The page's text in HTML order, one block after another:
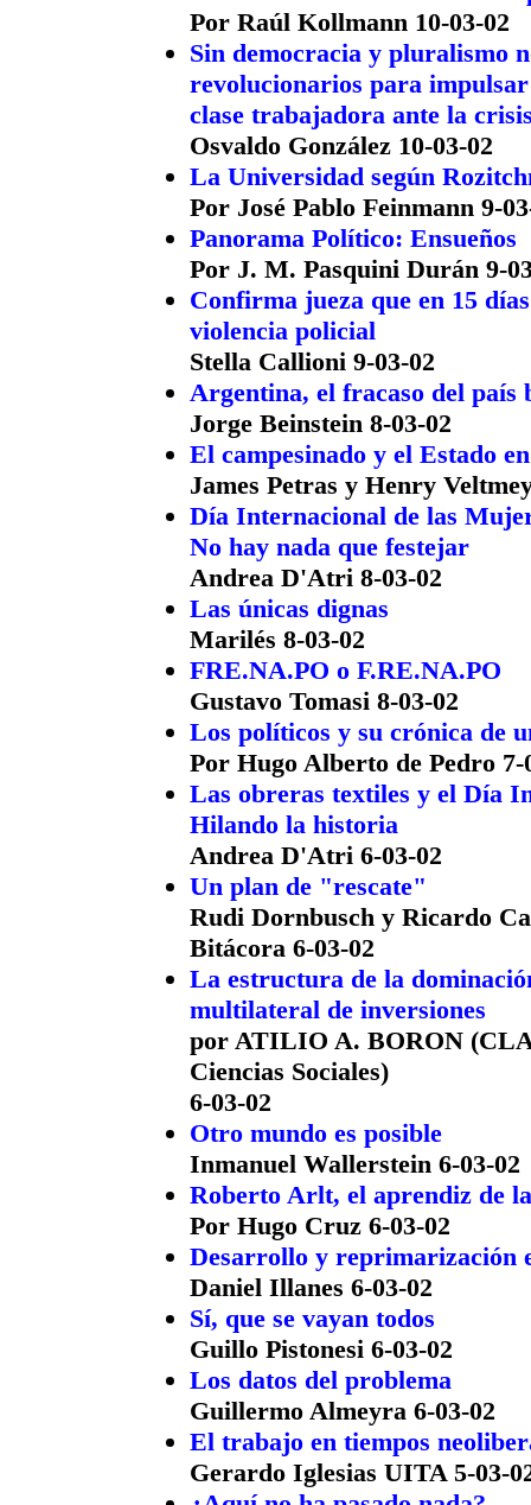
Por Raúl Kollmann 10-03-02
Sin democracia y pluralismo
revolucionarios para
clase trabajadora ante la
Osvaldo González 10-03-02
La Universidad según
Por José Pablo Feinmann 9-
Panorama Político: Ensueños
Por J. M. Pasquini Durán 9-
Confirma jueza que en 15
violencia policial
Stella Callioni 9-03-02
Argentina, el fracaso del país
Jorge Beinstein 8-03-02
El campesinado y el Estado
James Petras y Henry
Día Internacional de las
No hay nada que festejar
Andrea D'Atri 8-03-02
Las únicas dignas
Marilés 8-03-02
FRE.NA.PO o F.RE.NA.PO
Gustavo Tomasi 8-03-02
Los políticos y su crónica de
Por Hugo Alberto de Pedro 7-
Las obreras textiles y el Día
Hilando la historia
Andrea D'Atri 6-03-02
Un plan de "rescate"
Rudi Dornbusch y Ricardo
Bitácora 6-03-02
La estructura de la
multilateral de inversiones
por ATILIO A. BORON
Ciencias Sociales)
6-03-02
Otro mundo es posible
Inmanuel Wallerstein 6-03-02
Roberto Arlt, el aprendiz de
Por Hugo Cruz 6-03-02
Desarrollo y reprimarización
Daniel Illanes 6-03-02
Sí, que se vayan todos
Guillo Pistonesi 6-03-02
Los datos del problema
Guillermo Almeyra 6-03-02
El trabajo en tiempos
Gerardo Iglesias UITA 5-03-